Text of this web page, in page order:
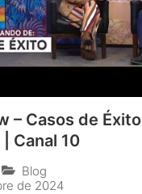
– Casos de Éxito
Canal 10
Blog
de 2024